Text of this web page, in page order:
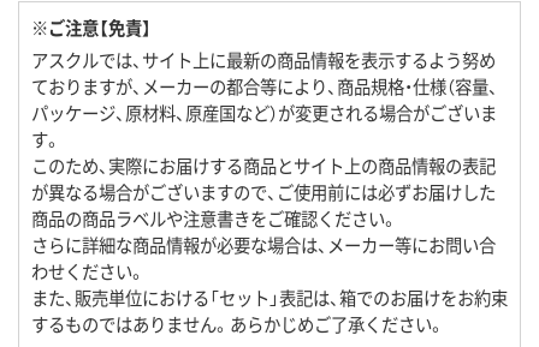
※ご注意【免責】
アスクルでは、サイト上に最新の商品情報を表示するよう努め
ておりますが、メーカーの都合等により、商品規格・仕様（容量、
パッケージ、原材料、原産国など）が変更される場合がございま
す。
このため、実際にお届けする商品とサイト上の商品情報の表記
が異なる場合がございますので、ご使用前には必ずお届けした
商品の商品ラベルや注意書きをご確認ください。
さらに詳細な商品情報が必要な場合は、メーカー等にお問い合
わせください。
また、販売単位における「セット」表記は、箱でのお届けをお約束
するものではありません。あらかじめご了承ください。